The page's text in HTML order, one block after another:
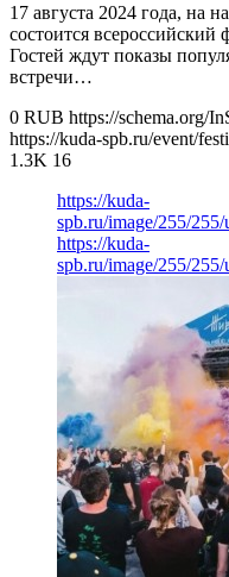
17 августа 2024 года, на
состоится
Гостей ждут показы
встречи…
0 RUB https://schema.org/
https://kuda-spb.ru/event/
1.3K 16
https://kuda-
spb.ru/image/255/
https://kuda-
spb.ru/image/255/